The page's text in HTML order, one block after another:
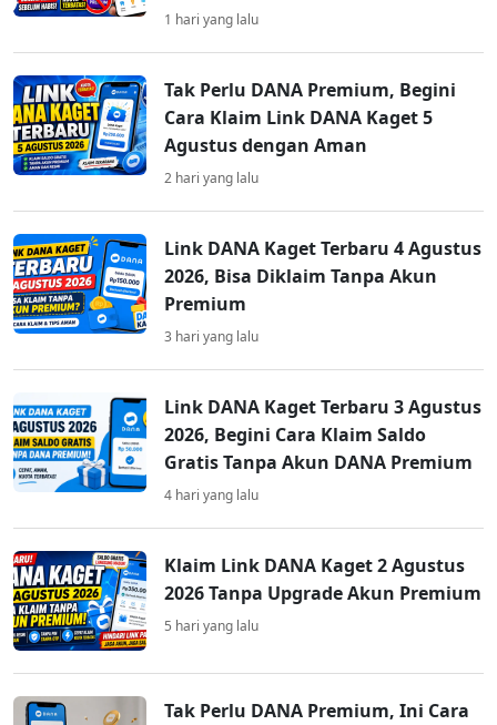
1 hari yang lalu
Tak Perlu DANA Premium, Begini
Cara Klaim Link DANA Kaget 5
Agustus dengan Aman
2 hari yang lalu
Link DANA Kaget Terbaru 4 Agustus
2026, Bisa Diklaim Tanpa Akun
Premium
3 hari yang lalu
Link DANA Kaget Terbaru 3 Agustus
2026, Begini Cara Klaim Saldo
Gratis Tanpa Akun DANA Premium
4 hari yang lalu
Klaim Link DANA Kaget 2 Agustus
2026 Tanpa Upgrade Akun Premium
5 hari yang lalu
Tak Perlu DANA Premium, Ini Cara